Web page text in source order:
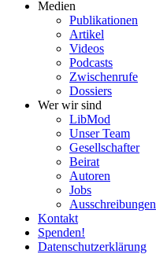
Medien
Publi­ka­tionen
Artikel
Videos
Podcasts
Zwischenrufe
Dossiers
Wer wir sind
LibMod
Unser Team
Gesell­schafter
Beirat
Autoren
Jobs
Ausschrei­bungen
Kontakt
Spenden!
Daten­schutz­er­klärung